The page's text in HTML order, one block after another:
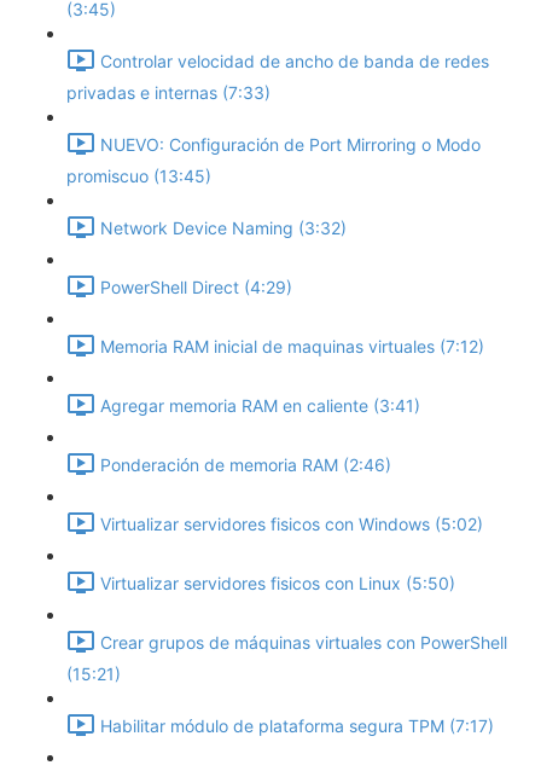
(3:45)
Controlar velocidad de ancho de banda de redes
privadas e internas (7:33)
NUEVO: Configuración de Port Mirroring o Modo
promiscuo (13:45)
Network Device Naming (3:32)
PowerShell Direct (4:29)
Memoria RAM inicial de maquinas virtuales (7:12)
Agregar memoria RAM en caliente (3:41)
Ponderación de memoria RAM (2:46)
Virtualizar servidores fisicos con Windows (5:02)
Virtualizar servidores fisicos con Linux (5:50)
Crear grupos de máquinas virtuales con PowerShell
(15:21)
Habilitar módulo de plataforma segura TPM (7:17)